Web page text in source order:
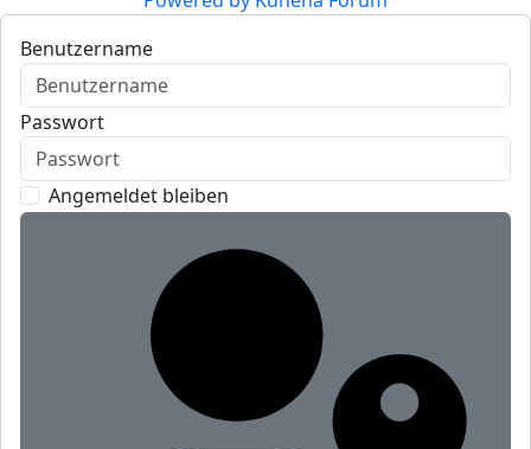
Benutzername
Passwort
Angemeldet bleiben